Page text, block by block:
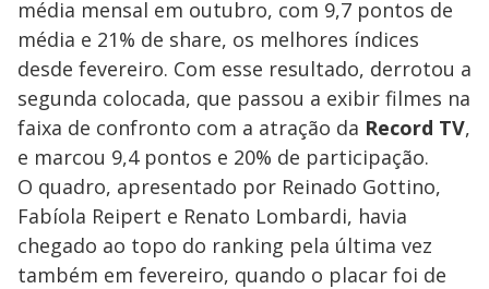
média mensal em outubro, com 9,7 pontos de
média e 21% de share, os melhores índices
desde fevereiro. Com esse resultado, derrotou a
segunda colocada, que passou a exibir filmes na
faixa de confronto com a atração da Record TV,
e marcou 9,4 pontos e 20% de participação.
O quadro, apresentado por Reinado Gottino,
Fabíola Reipert e Renato Lombardi, havia
chegado ao topo do ranking pela última vez
também em fevereiro, quando o placar foi de